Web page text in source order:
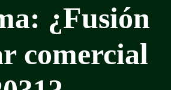
¿Fusión
comercial